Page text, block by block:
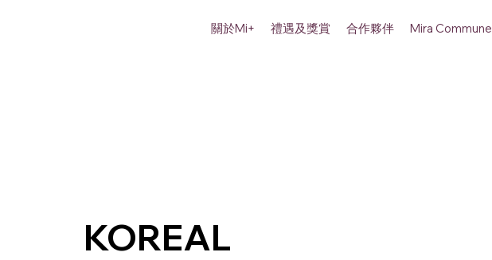
關於Mi+ 禮遇及獎賞 合作夥伴 Mira Commune
KOREAL